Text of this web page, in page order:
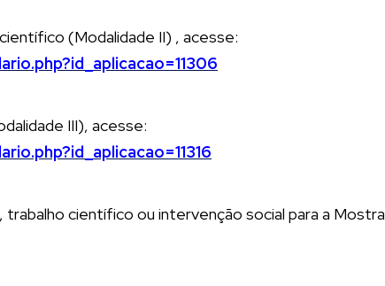
(Modalidade II) , acesse:
III), acesse:
trabalho científico ou intervenção social para a Mostra